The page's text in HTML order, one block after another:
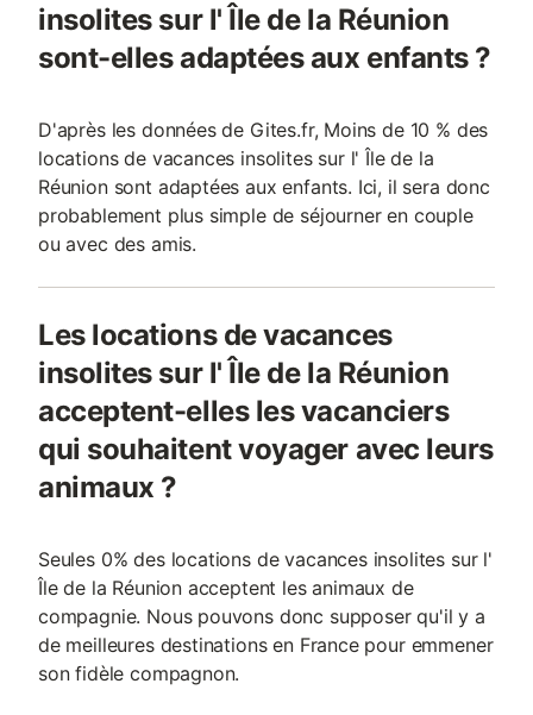
insolites sur l' Île de la Réunion
sont-elles adaptées aux enfants ?
D'après les données de Gites.fr, Moins de 10 % des
locations de vacances insolites sur l' Île de la
Réunion sont adaptées aux enfants. Ici, il sera donc
probablement plus simple de séjourner en couple
ou avec des amis.
Les locations de vacances
insolites sur l' Île de la Réunion
acceptent-elles les vacanciers
qui souhaitent voyager avec leurs
animaux ?
Seules 0% des locations de vacances insolites sur l'
Île de la Réunion acceptent les animaux de
compagnie. Nous pouvons donc supposer qu'il y a
de meilleures destinations en France pour emmener
son fidèle compagnon.